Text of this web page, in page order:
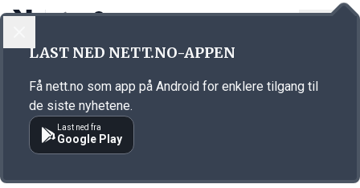
Annonsørinnhold
LAST NED NETT.NO-APPEN
Få nett.no som app på Android for enklere tilgang til
de siste nyhetene.
Last ned fra
Google Play